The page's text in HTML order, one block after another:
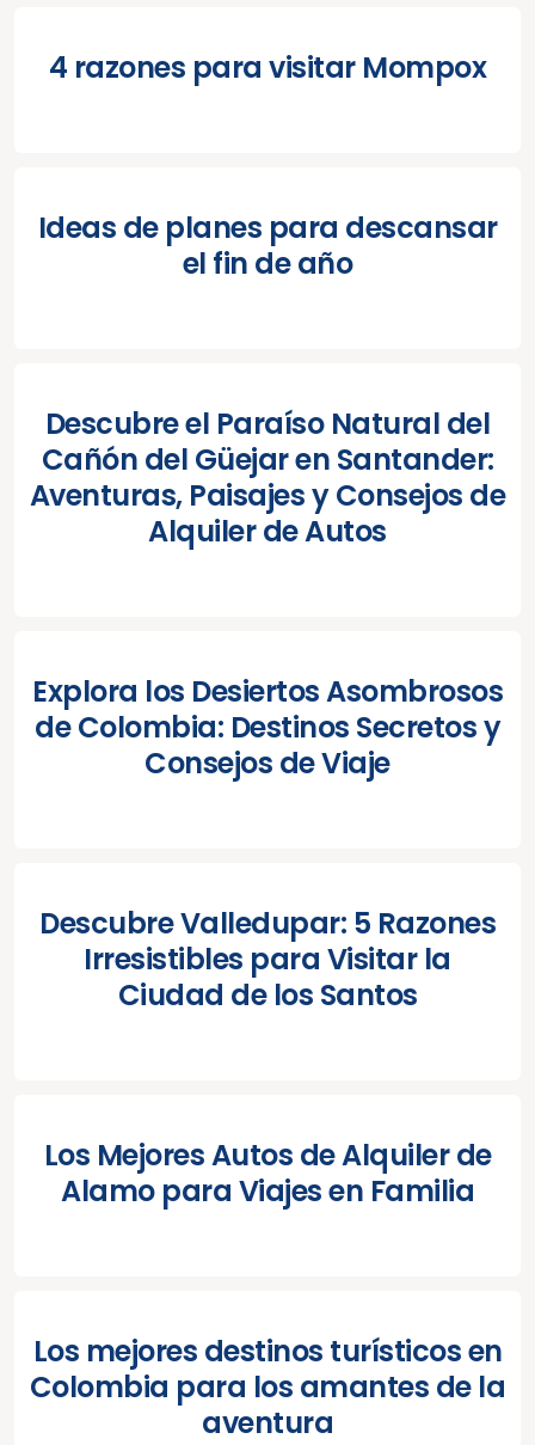
4 razones para visitar Mompox
Ideas de planes para descansar
el fin de año
Descubre el Paraíso Natural del
Cañón del Güejar en Santander:
Aventuras, Paisajes y Consejos de
Alquiler de Autos
Explora los Desiertos Asombrosos
de Colombia: Destinos Secretos y
Consejos de Viaje
Descubre Valledupar: 5 Razones
Irresistibles para Visitar la
Ciudad de los Santos
Los Mejores Autos de Alquiler de
Alamo para Viajes en Familia
Los mejores destinos turísticos en
Colombia para los amantes de la
aventura